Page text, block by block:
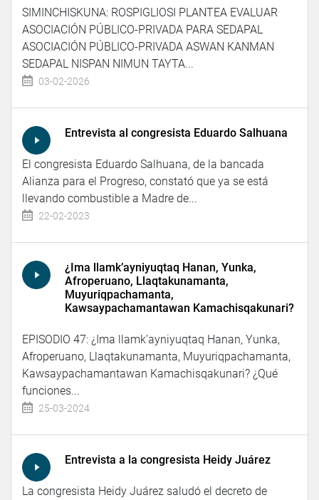
SIMINCHISKUNA: ROSPIGLIOSI PLANTEA EVALUAR
ASOCIACIÓN PÚBLICO-PRIVADA PARA SEDAPAL
ASOCIACIÓN PÚBLICO-PRIVADA ASWAN KANMAN
SEDAPAL NISPAN NIMUN TAYTA...
03-02-2026
Entrevista al congresista Eduardo Salhuana
El congresista Eduardo Salhuana, de la bancada
Alianza para el Progreso, constató que ya se está
llevando combustible a Madre de...
22-02-2023
¿Ima llamk’ayniyuqtaq Hanan, Yunka,
Afroperuano, Llaqtakunamanta,
Muyuriqpachamanta,
Kawsaypachamantawan Kamachisqakunari?
EPISODIO 47: ¿Ima llamk’ayniyuqtaq Hanan, Yunka,
Afroperuano, Llaqtakunamanta, Muyuriqpachamanta,
Kawsaypachamantawan Kamachisqakunari? ¿Qué
funciones...
25-03-2024
Entrevista a la congresista Heidy Juárez
La congresista Heidy Juárez saludó el decreto de